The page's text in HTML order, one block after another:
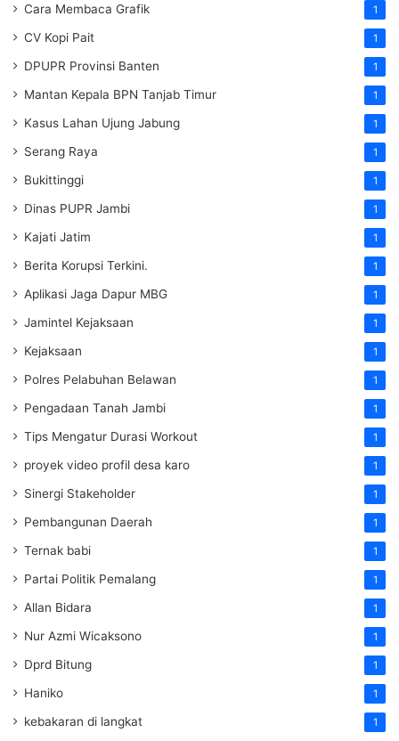
Cara Membaca Grafik 1
CV Kopi Pait 1
DPUPR Provinsi Banten 1
Mantan Kepala BPN Tanjab Timur 1
Kasus Lahan Ujung Jabung 1
Serang Raya 1
Bukittinggi 1
Dinas PUPR Jambi 1
Kajati Jatim 1
Berita Korupsi Terkini. 1
Aplikasi Jaga Dapur MBG 1
Jamintel Kejaksaan 1
Kejaksaan 1
Polres Pelabuhan Belawan 1
Pengadaan Tanah Jambi 1
Tips Mengatur Durasi Workout 1
proyek video profil desa karo 1
Sinergi Stakeholder 1
Pembangunan Daerah 1
Ternak babi 1
Partai Politik Pemalang 1
Allan Bidara 1
Nur Azmi Wicaksono 1
Dprd Bitung 1
Haniko 1
kebakaran di langkat 1